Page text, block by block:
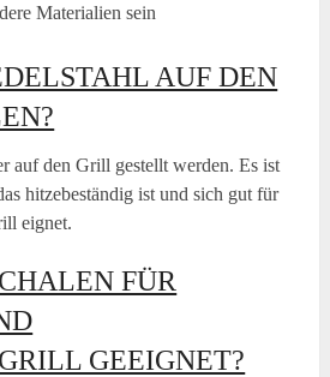
Materialien sein
AUF DEN
auf den Grill gestellt werden. Es ist
hitzebeständig ist und sich gut für
eignet.
FÜR
GEEIGNET?